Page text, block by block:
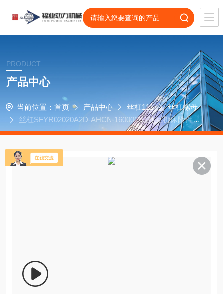
PRODUCT
产品中心
当前位置： 首页 产品中心 丝杠111
丝杠螺母
丝杠SFYR02020A2D-AHCN-16000Q马扎克机床附件TB
I螺母SFY2020